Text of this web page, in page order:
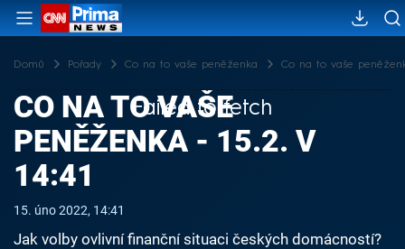
Domů Pořady Co na to vaše peněženka Co na to vaše
Failed to fetch
CO NA TO VAŠE
PENĚŽENKA - 15.2. V
14:41
15. úno 2022, 14:41
Jak volby ovlivní finanční situaci českých domácností?